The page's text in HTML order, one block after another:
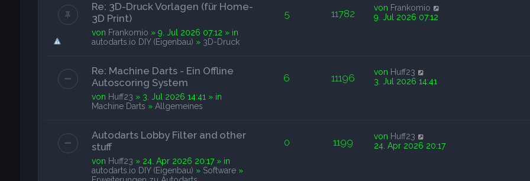
Re: 3D-Druck Vorlagen (für Home-
3D Print)
von Frankomio » 9. Jul 2026 07:12 » in
autodarts.io DIY (Eigenbau) » 3D-Druck
5 11782 von Frankomio
9. Jul 2026 07:12
Re: Machine Darts - Ein Offline
Autoscoring System
von Huff23 » 3. Jul 2026 14:41 » in
Machine Darts » Allgemeines
6 11196 von Huff23
3. Jul 2026 14:41
Autodarts Lobby Filter and other
stuff
von Huff23 » 24. Apr 2026 20:17 » in
autodarts.io DIY (Eigenbau) » Software»
0 1199 von Huff23
24. Apr 2026 20:17